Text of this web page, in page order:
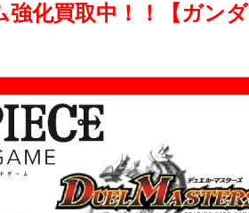
強化買取中！！【ガンダ